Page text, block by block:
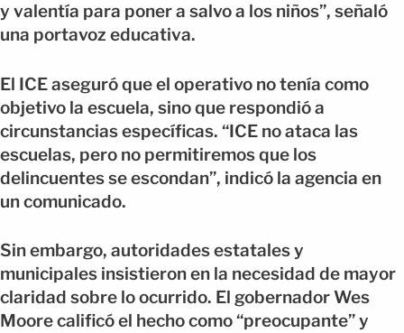
y valentía para poner a salvo a los niños”, señaló
una portavoz educativa.
El ICE aseguró que el operativo no tenía como
objetivo la escuela, sino que respondió a
circunstancias específicas. “ICE no ataca las
escuelas, pero no permitiremos que los
delincuentes se escondan”, indicó la agencia en
un comunicado.
Sin embargo, autoridades estatales y
municipales insistieron en la necesidad de mayor
claridad sobre lo ocurrido. El gobernador Wes
Moore calificó el hecho como “preocupante” y